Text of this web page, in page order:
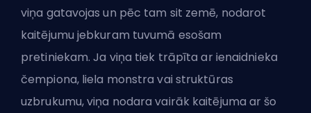
viņa gatavojas un pēc tam sit zemē, nodarot
kaitējumu jebkuram tuvumā esošam
pretiniekam. Ja viņa tiek trāpīta ar ienaidnieka
čempiona, liela monstra vai struktūras
uzbrukumu, viņa nodara vairāk kaitējuma ar šo